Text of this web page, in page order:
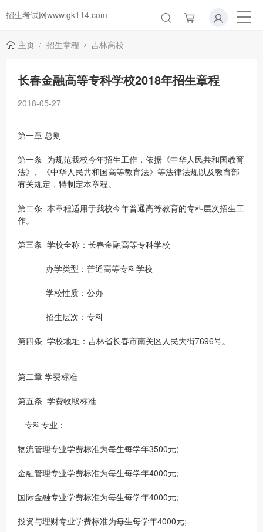
招生考试网www.gk114.com
主页 招生章程 吉林高校
长春金融高等专科学校2018年招生章程
2018-05-27
第一章 总则
第一条 为规范我校今年招生工作，依据《中华人民共和国教育
法》、《中华人民共和国高等教育法》等法律法规以及教育部
有关规定，特制定本章程。
第二条 本章程适用于我校今年普通高等教育的专科层次招生工
作。
第三条 学校全称：长春金融高等专科学校
办学类型：普通高等专科学校
学校性质：公办
招生层次：专科
第四条 学校地址：吉林省长春市南关区人民大街7696号。
第二章 学费标准
第五条 学费收取标准
专科专业：
物流管理专业学费标准为每生每学年3500元;
金融管理专业学费标准为每生每学年4000元;
国际金融专业学费标准为每生每学年4000元;
投资与理财专业学费标准为每生每学年4000元;